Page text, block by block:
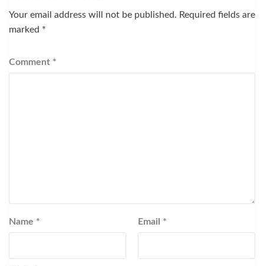
Your email address will not be published. Required fields are
marked *
Comment *
Name * Email *